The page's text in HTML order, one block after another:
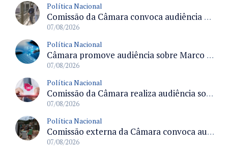
Política Nacional
Comissão da Câmara convoca audiência para discutir misoginia nas escolas e universidades após divulgação de listas misóginas
07/08/2026
Política Nacional
Câmara promove audiência sobre Marco de Fomento à Economia Digital e impactos da inteligência artificial
07/08/2026
Política Nacional
Comissão da Câmara realiza audiência sobre apostas online para medir o tamanho do mercado ilegal
07/08/2026
Política Nacional
Comissão externa da Câmara convoca audiência pública sobre chuvas na Zona da Mata de Minas Gerais e impactos em Juiz de Fora
07/08/2026